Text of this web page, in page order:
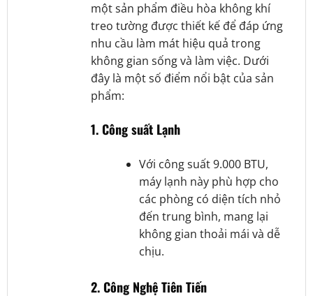
một sản phẩm điều hòa không khí
treo tường được thiết kế để đáp ứng
nhu cầu làm mát hiệu quả trong
không gian sống và làm việc. Dưới
đây là một số điểm nổi bật của sản
phẩm:
1.Công suất Lạnh
Với công suất 9.000 BTU,
máy lạnh này phù hợp cho
các phòng có diện tích nhỏ
đến trung bình, mang lại
không gian thoải mái và dễ
chịu.
2.Công Nghệ Tiên Tiến